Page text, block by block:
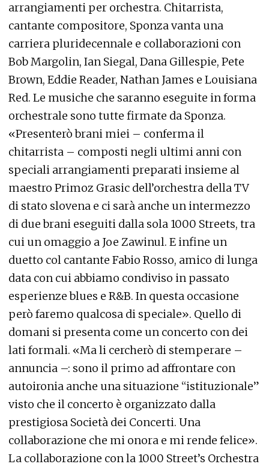
arrangiamenti per orchestra. Chitarrista,
cantante compositore, Sponza vanta una
carriera pluridecennale e collaborazioni con
Bob Margolin, Ian Siegal, Dana Gillespie, Pete
Brown, Eddie Reader, Nathan James e Louisiana
Red. Le musiche che saranno eseguite in forma
orchestrale sono tutte firmate da Sponza.
«Presenterò brani miei – conferma il
chitarrista – composti negli ultimi anni con
speciali arrangiamenti preparati insieme al
maestro Primoz Grasic dell’orchestra della TV
di stato slovena e ci sarà anche un intermezzo
di due brani eseguiti dalla sola 1000 Streets, tra
cui un omaggio a Joe Zawinul. E infine un
duetto col cantante Fabio Rosso, amico di lunga
data con cui abbiamo condiviso in passato
esperienze blues e R&B. In questa occasione
però faremo qualcosa di speciale». Quello di
domani si presenta come un concerto con dei
lati formali. «Ma li cercherò di stemperare –
annuncia –: sono il primo ad affrontare con
autoironia anche una situazione “istituzionale”
visto che il concerto è organizzato dalla
prestigiosa Società dei Concerti. Una
collaborazione che mi onora e mi rende felice».
La collaborazione con la 1000 Street’s Orchestra